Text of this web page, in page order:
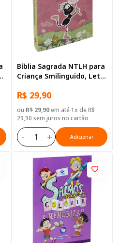
Bíblia Sagrada NTLH para
Criança Smilinguido, Letra
Brochura Ilustrada:
Marrom
R$ 29,90
ou R$ 29,90em até 1x de R$
29,90 sem juros no cartão
- + Adicionar